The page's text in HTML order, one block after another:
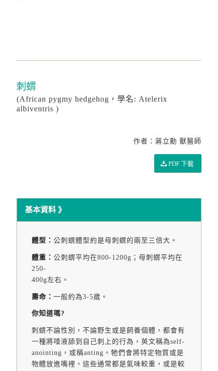
刺蝟
(African pygmy hedgehog，學名: Atelerix
albiventris )
作者：蔣立勳 獸醫師
PDF 下載
基本資料
體型： 公刺蝟體型約是母刺蝟的兩至三倍大。
體重： 公刺蝟平均在800-1200g；母刺蝟平均在
250-
400g左右。
壽命： 一般約為3-5歲。
你知道嗎?
刺蝟不論性別，不論野生或是飼養個體，都會有
一種將唾液舔到自己刺上的行為，英文稱為self-
anointing，或稱anting。牠們會將特定物質或是
物體放進嘴裡，這些通常都是氣味較重，或是較